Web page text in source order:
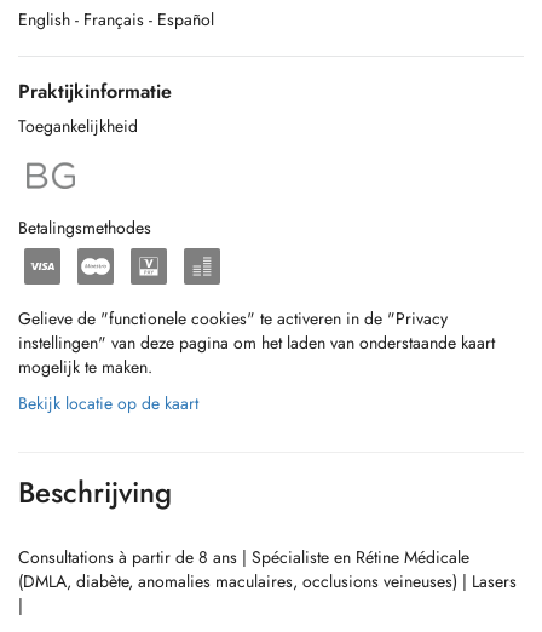
English - Français - Español
Praktijkinformatie
Toegankelijkheid
Betalingsmethodes
Gelieve de "functionele cookies" te activeren in de "Privacy
instellingen" van deze pagina om het laden van onderstaande kaart
mogelijk te maken.
Bekijk locatie op de kaart
Beschrijving
Consultations à partir de 8 ans | Spécialiste en Rétine Médicale
(DMLA, diabète, anomalies maculaires, occlusions veineuses) | Lasers
|